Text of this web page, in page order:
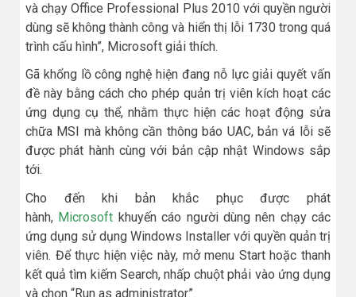
và chạy Office Professional Plus 2010 với quyền người
dùng sẽ không thành công và hiển thị lỗi 1730 trong quá
trình cấu hình”, Microsoft giải thích.
Gã khổng lồ công nghệ hiện đang nỗ lực giải quyết vấn
đề này bằng cách cho phép quản trị viên kích hoạt các
ứng dụng cụ thể, nhằm thực hiện các hoạt động sửa
chữa MSI mà không cần thông báo UAC, bản vá lỗi sẽ
được phát hành cùng với bản cập nhật Windows sắp
tới.
Cho đến khi bản khắc phục được phát
hành, Microsoft khuyến cáo người dùng nên chạy các
ứng dụng sử dụng Windows Installer với quyền quản trị
viên. Để thực hiện việc này, mở menu Start hoặc thanh
kết quả tìm kiếm Search, nhấp chuột phải vào ứng dụng
và chọn “Run as administrator”.